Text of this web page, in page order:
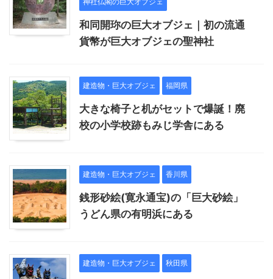
和同開珎の巨大オブジェ｜初の流通
貨幣が巨大オブジェの聖神社
建造物・巨大オブジェ 福岡県
大きな椅子と机がセットで爆誕！廃
校の小学校跡もみじ学舎にある
建造物・巨大オブジェ 香川県
銭形砂絵(寛永通宝)の「巨大砂絵」
うどん県の有明浜にある
建造物・巨大オブジェ 秋田県